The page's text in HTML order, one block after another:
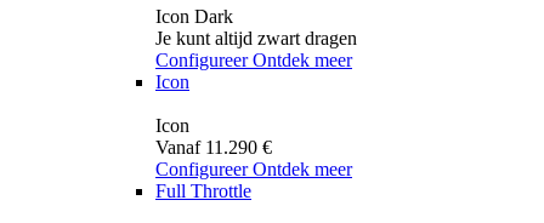
Icon Dark
Je kunt altijd zwart dragen
Configureer Ontdek meer
Icon
Icon
Vanaf 11.290 €
Configureer Ontdek meer
Full Throttle